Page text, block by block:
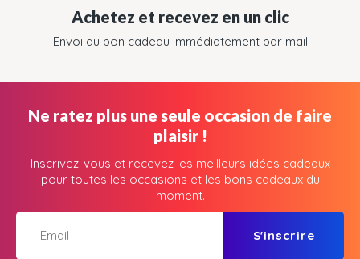
Achetez et recevez en un clic
Envoi du bon cadeau immédiatement par mail
Ne ratez plus une seule occasion de faire
plaisir !
Inscrivez-vous et recevez les meilleurs idées cadeaux
pour toutes les occasions et les bons cadeaux du
moment.
S'inscrire